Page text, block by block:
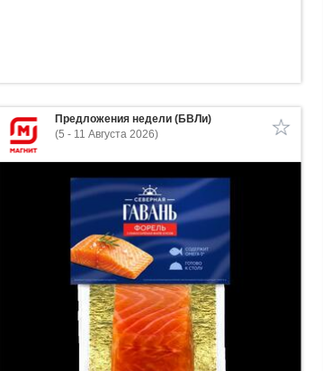
Предложения недели (БВЛи)
(5 - 11 Августа 2026)